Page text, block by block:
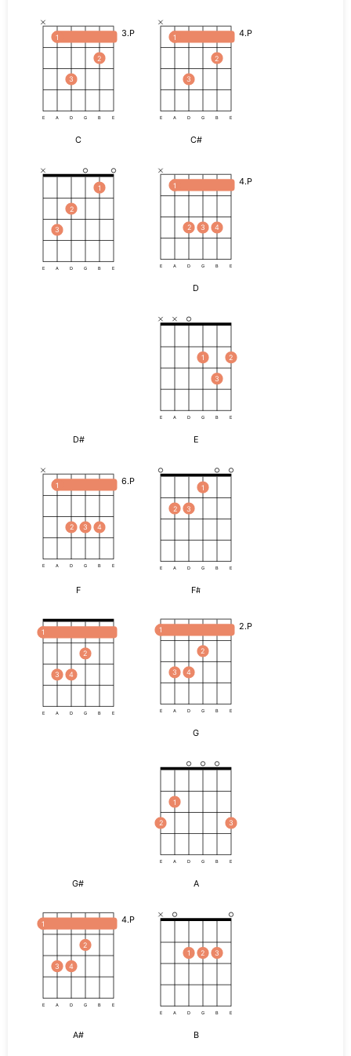
3.P
1
3
2
E A D G B E
4.P
1
3
2
E A D G B E
C
3
2
1
E A D G B E
C#
4.P
1
2 3 4
E A D G B E
D
1
3
2
E A D G B E
D#
6.P
1
2 3 4
E A D G B E
E
2 3
1
E A D G B E
F
1
3 4
2
E A D G B E
F#
2.P
1
3 4
2
E A D G B E
G
2
1
3
E A D G B E
G#
4.P
1
3 4
2
E A D G B E
A
1 2 3
E A D G B E
A# B